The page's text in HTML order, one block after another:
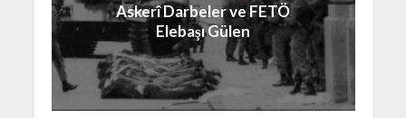
Askerî Darbeler ve FETÖ
Elebaşı Gülen